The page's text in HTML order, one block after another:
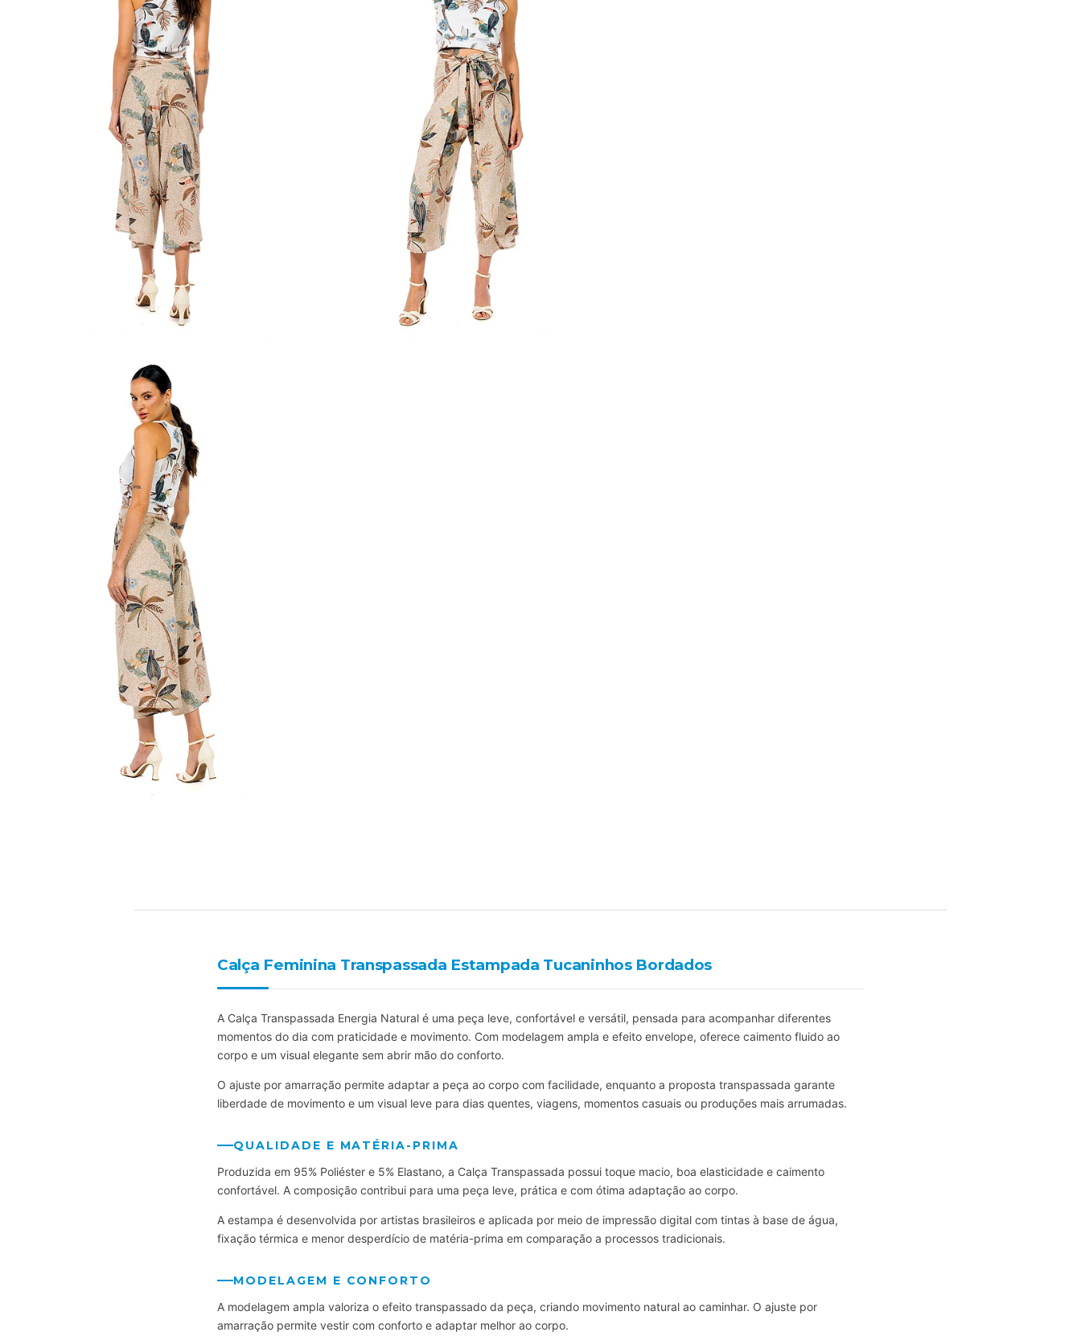
Calça Feminina Transpassada Estampada Tucaninhos Bordados
A Calça Transpassada Energia Natural é uma peça leve, confortável e versátil, pensada para acompanhar diferentes
momentos do dia com praticidade e movimento. Com modelagem ampla e efeito envelope, oferece caimento fluido ao
corpo e um visual elegante sem abrir mão do conforto.
O ajuste por amarração permite adaptar a peça ao corpo com facilidade, enquanto a proposta transpassada garante
liberdade de movimento e um visual leve para dias quentes, viagens, momentos casuais ou produções mais arrumadas.
QUALIDADE E MATÉRIA-PRIMA
Produzida em 95% Poliéster e 5% Elastano, a Calça Transpassada possui toque macio, boa elasticidade e caimento
confortável. A composição contribui para uma peça leve, prática e com ótima adaptação ao corpo.
A estampa é desenvolvida por artistas brasileiros e aplicada por meio de impressão digital com tintas à base de água,
fixação térmica e menor desperdício de matéria-prima em comparação a processos tradicionais.
MODELAGEM E CONFORTO
A modelagem ampla valoriza o efeito transpassado da peça, criando movimento natural ao caminhar. O ajuste por
amarração permite vestir com conforto e adaptar melhor ao corpo.